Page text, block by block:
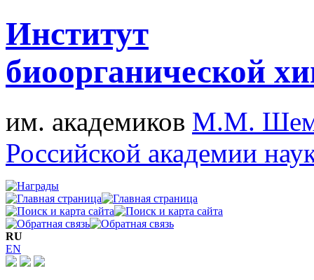
Институт
биоорганической
им. академиков М.М.
Российской академии
RU
EN